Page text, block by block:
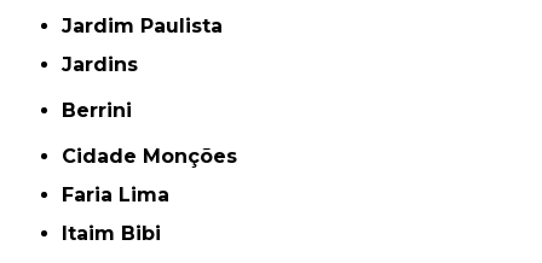
Jardim Paulista
Jardins
Berrini
Cidade Monções
Faria Lima
Itaim Bibi